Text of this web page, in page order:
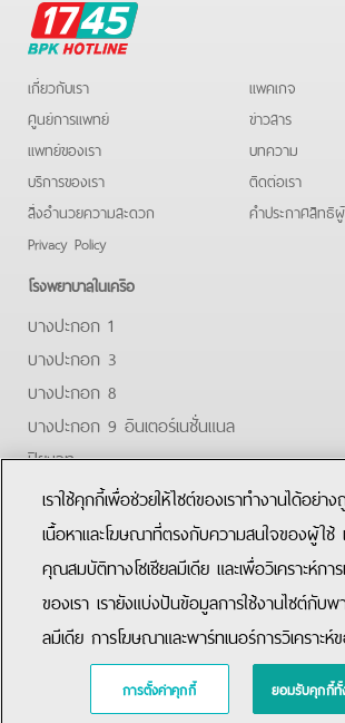
BPK
Hotline
เกี่ยวกับเรา
ศูนย์การแพทย์
แพทย์ของเรา
บริการของเรา
สิ่งอำนวยความสะดวก
Privacy Policy
แพคเกจ
ข่าวสาร
บทความ
ติดต่อเรา
คําประกาศสิทธิ
โรงพยาบาลในเครือ
บางปะกอก 1
บางปะกอก 3
บางปะกอก 8
บางปะกอก 9 อินเตอร์เนชั่นแนล
ปิยะเวท
บางปะกอก-รังสิต 2
บางปะกอกสมุทรปราการ
FacebookYoutube
Copyright © 2019 Bangpakok Hospital All
เราใช้คุกกี้เพื่อช่วยให้ไซต์ของเราทำงานได้อย่
เนื้อหาและโฆษณาที่ตรงกับความสนใจของผู้ใช้
คุณสมบัติทางโซเชียลมีเดีย และเพื่อวิเคราะห์กา
ของเรา เรายังแบ่งปันข้อมูลการใช้งานไซต์กับพ
ลมีเดีย การโฆษณาและพาร์ทเนอร์การวิเคราะห์
การตั้งค่าคุกกี้ ยอมรับคุกกี้ทั้